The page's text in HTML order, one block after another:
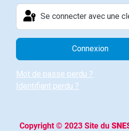
Se connecter avec une
Connexion
Mot de passe perdu ?
Identifiant perdu ?
Copyright © 2023 Site du